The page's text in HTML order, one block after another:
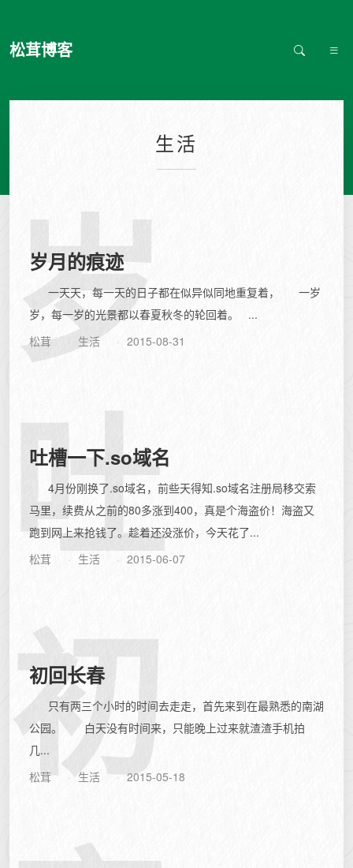
松茸博客
生活
岁
岁月的痕迹
一天天，每一天的日子都在似异似同地重复着， 一岁
岁，每一岁的光景都以春夏秋冬的轮回着。 ...
松茸
生活 2015-08-31
吐
吐槽一下.so域名
4月份刚换了.so域名，前些天得知.so域名注册局移交索
马里，续费从之前的80多涨到400，真是个海盗价！海盗又
跑到网上来抢钱了。趁着还没涨价，今天花了...
松茸
生活 2015-06-07
初
初回长春
只有两三个小时的时间去走走，首先来到在最熟悉的南湖
公园。 白天没有时间来，只能晚上过来就渣渣手机拍
几...
松茸
生活 2015-05-18